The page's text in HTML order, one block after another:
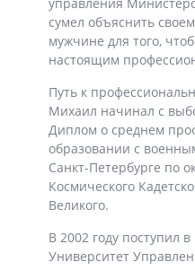
управления
сумел объяснить
мужчине для того,
настоящим
Путь к
Михаил начинал с
Диплом о среднем
образовании с
Санкт-Петербурге по
Космического
Великого.
В 2002 году поступил
Университет